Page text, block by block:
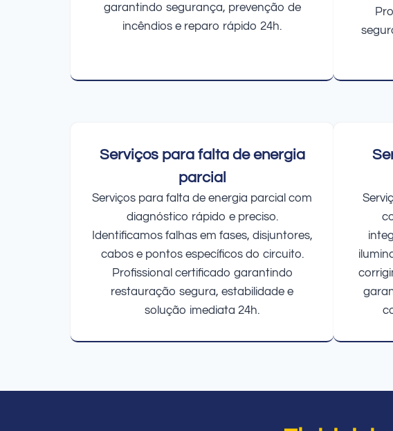
garantindo segurança, prevenção de
incêndios e reparo rápido 24h.
Serviços para falta de energia
parcial
Serviços para falta de energia parcial com
diagnóstico rápido e preciso.
Identificamos falhas em fases, disjuntores,
cabos e pontos específicos do circuito.
Profissional certificado garantindo
restauração segura, estabilidade e
solução imediata 24h.